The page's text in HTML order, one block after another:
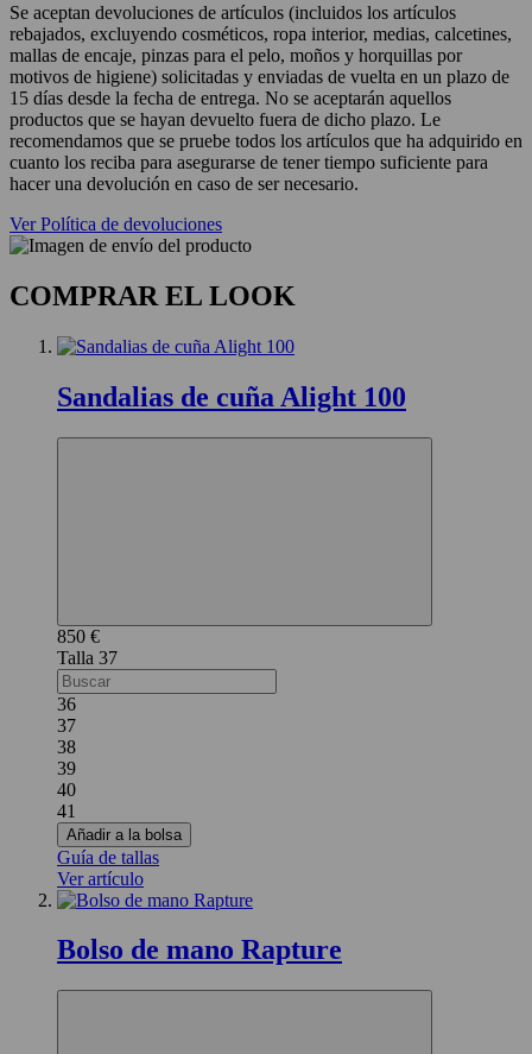
Se aceptan devoluciones de artículos (incluidos los artículos
rebajados, excluyendo cosméticos, ropa interior, medias, calcetines,
mallas de encaje, pinzas para el pelo, moños y horquillas por
motivos de higiene) solicitadas y enviadas de vuelta en un plazo de
15 días desde la fecha de entrega. No se aceptarán aquellos
productos que se hayan devuelto fuera de dicho plazo. Le
recomendamos que se pruebe todos los artículos que ha adquirido en
cuanto los reciba para asegurarse de tener tiempo suficiente para
hacer una devolución en caso de ser necesario.
Ver Política de devoluciones
COMPRAR EL LOOK
Sandalias de cuña Alight 100
850 €
37
36
37
38
39
40
41
Añadir a la bolsa
Guía de tallas
Ver artículo
Bolso de mano Rapture